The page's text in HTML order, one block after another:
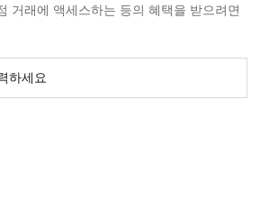
거래에 액세스하는 등의 혜택을 받으려면